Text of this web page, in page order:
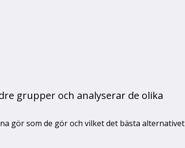
grupper och analyserar de olika
gör som de gör och vilket det bästa alternativet